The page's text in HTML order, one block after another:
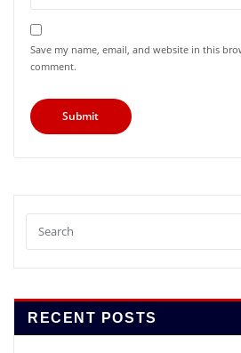
Save my name, email, and website in this
comment.
RECENT POSTS